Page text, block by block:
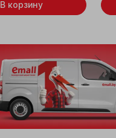
В корзину